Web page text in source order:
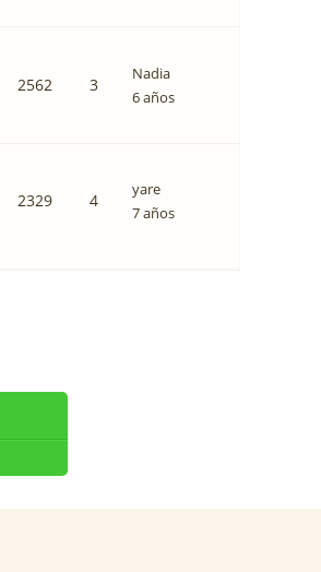
2562 3
Nadia
6 años
2329 4
yare
7 años